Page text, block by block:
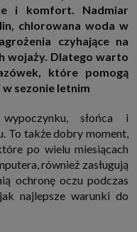
administratorami Twoich
Partnerzy. Listę Zaufanych
na stronie naszej
cofnąć swoje zgody.
jednym z naszych serwisów
to możemy przetwarzać
tej umowy.
czy do Twojego
dokonanie pomiarów
ich do potrzeb i
treści w usługach), jak
własnych usług (np. jeśli
w biznesistyl.pl lub na
i komfort. Nadmiar
chlorowana woda w
czyhające na
wojaży. Dlatego warto
które pomogą
sezonie letnim
słońca i
To także dobry moment,
po wielu miesiącach
również zasługują
ochronę oczu podczas
najlepsze warunki do